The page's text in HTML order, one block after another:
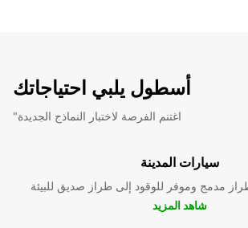
أسطول يلبي احتياجاتك
"اغتنم الفرصة لاختبار النماذج الجديدة
سيارات المدينة
مدمج وموفر للوقود إلى طراز صديق للبيئة
شاهد المزيد